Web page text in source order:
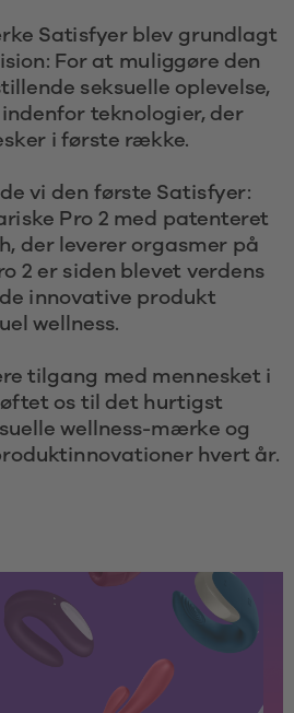
Satisfyer blev grundlagt
For at muliggøre den
seksuelle oplevelse,
teknologier, der
i første række.
vi den første Satisfyer:
Pro 2 med patenteret
der leverer orgasmer på
2 er siden blevet verdens
innovative produkt
wellness.
tilgang med mennesket i
os til det hurtigst
wellness-mærke og